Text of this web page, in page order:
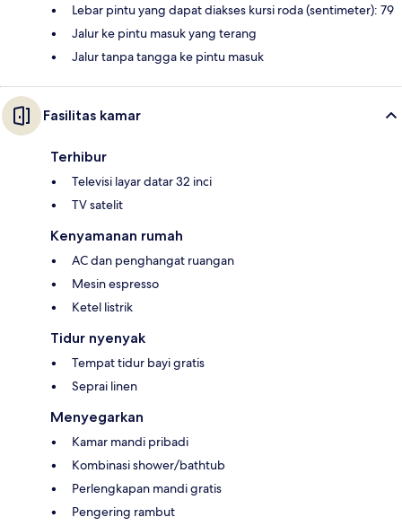
Lebar pintu yang dapat diakses kursi roda (sentimeter): 79
Jalur ke pintu masuk yang terang
Jalur tanpa tangga ke pintu masuk
Fasilitas kamar
Terhibur
Televisi layar datar 32 inci
TV satelit
Kenyamanan rumah
AC dan penghangat ruangan
Mesin espresso
Ketel listrik
Tidur nyenyak
Tempat tidur bayi gratis
Seprai linen
Menyegarkan
Kamar mandi pribadi
Kombinasi shower/bathtub
Perlengkapan mandi gratis
Pengering rambut